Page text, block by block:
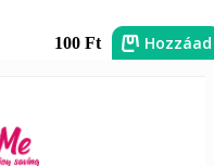
100 Ft Hozzáad